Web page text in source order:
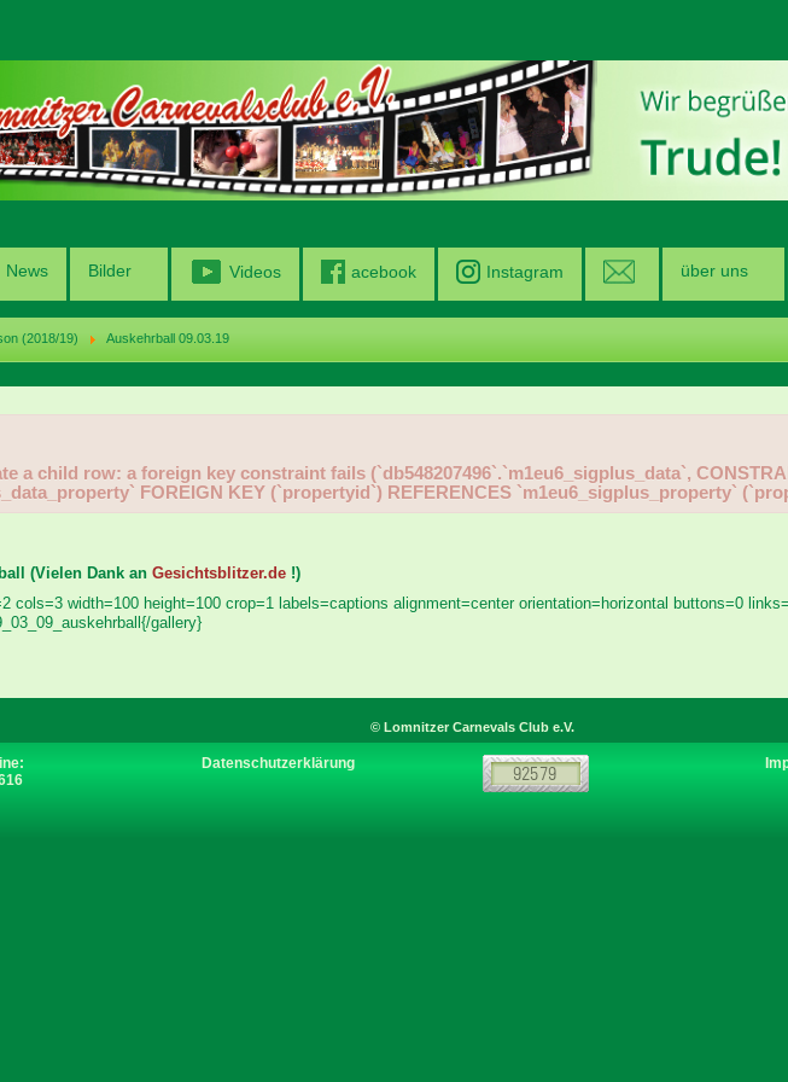
News Bilder Videos acebook Instagram über uns
(2018/19) Auskehrball 09.03.19
a child row: a foreign key constraint fails (`db548207496`.`m1eu6_sigplus_data`,
FOREIGN KEY (`propertyid`) REFERENCES `m1eu6_sigplus_property`
(Vielen Dank an Gesichtsblitzer.de!)
cols=3 width=100 height=100 crop=1 labels=captions alignment=center orientation=horizontal buttons=0
gallery}
© Lomnitzer Carnevals Club e.V.
Datenschutzerklärung